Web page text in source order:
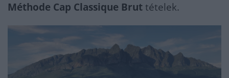
Méthode Cap Classique Brut tételek.